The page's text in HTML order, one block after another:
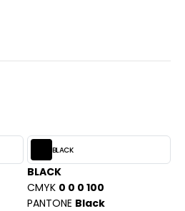
BLACK
BLACK
CMYK 0 0 0 100
PANTONE Black